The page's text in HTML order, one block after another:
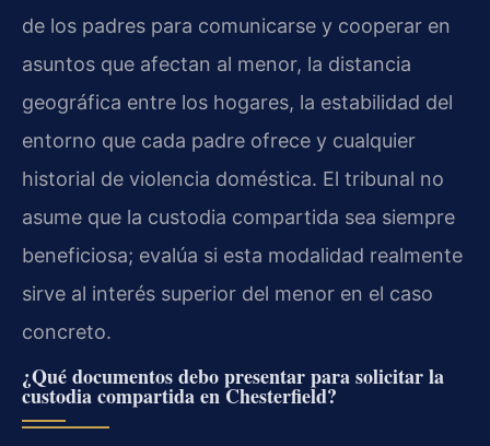
de los padres para comunicarse y cooperar en
asuntos que afectan al menor, la distancia
geográfica entre los hogares, la estabilidad del
entorno que cada padre ofrece y cualquier
historial de violencia doméstica. El tribunal no
asume que la custodia compartida sea siempre
beneficiosa; evalúa si esta modalidad realmente
sirve al interés superior del menor en el caso
concreto.
¿Qué documentos debo presentar para solicitar la
custodia compartida en Chesterfield?